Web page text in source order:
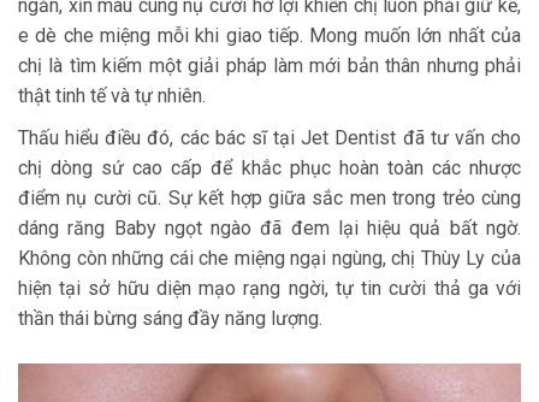
ngắn, xỉn màu cùng nụ cười hở lợi khiến chị luôn phải giữ kẽ,
e dè che miệng mỗi khi giao tiếp. Mong muốn lớn nhất của
chị là tìm kiếm một giải pháp làm mới bản thân nhưng phải
thật tinh tế và tự nhiên.
Thấu hiểu điều đó, các bác sĩ tại Jet Dentist đã tư vấn cho
chị dòng sứ cao cấp để khắc phục hoàn toàn các nhược
điểm nụ cười cũ. Sự kết hợp giữa sắc men trong trẻo cùng
dáng răng Baby ngọt ngào đã đem lại hiệu quả bất ngờ.
Không còn những cái che miệng ngại ngùng, chị Thùy Ly của
hiện tại sở hữu diện mạo rạng ngời, tự tin cười thả ga với
thần thái bừng sáng đầy năng lượng.